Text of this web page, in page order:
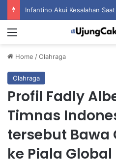
Home /Olahraga
Olahraga
Profil Fadly
Timnas
tersebut Bawa
ke Piala Global